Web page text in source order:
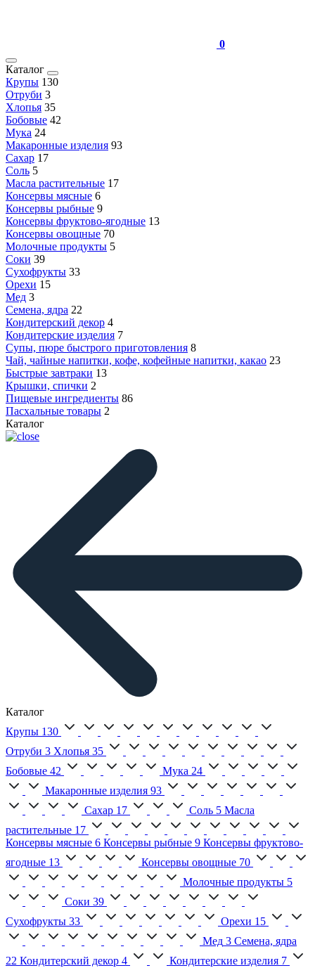
0
Каталог
Крупы 130
Отруби 3
Хлопья 35
Бобовые 42
Мука 24
Макаронные изделия 93
Сахар 17
Соль 5
Масла растительные 17
Консервы мясные 6
Консервы рыбные 9
Консервы фруктово-ягодные 13
Консервы овощные 70
Молочные продукты 5
Соки 39
Сухофрукты 33
Орехи 15
Мед 3
Семена, ядра 22
Кондитерский декор 4
Кондитерские изделия 7
Супы, пюре быстрого приготовления 8
Чай, чайные напитки, кофе, кофейные напитки, какао 23
Быстрые завтраки 13
Крышки, спички 2
Пищевые ингредиенты 86
Пасхальные товары 2
Каталог
Каталог
Крупы 130
Отруби 3 Хлопья 35
Бобовые 42 Мука 24
Макаронные изделия 93
Сахар 17 Соль 5 Масла
растительные 17
Консервы мясные 6 Консервы рыбные 9 Консервы фруктово-
ягодные 13 Консервы овощные 70
Молочные продукты 5
Соки 39
Сухофрукты 33 Орехи 15
Мед 3 Семена, ядра
22 Кондитерский декор 4 Кондитерские изделия 7